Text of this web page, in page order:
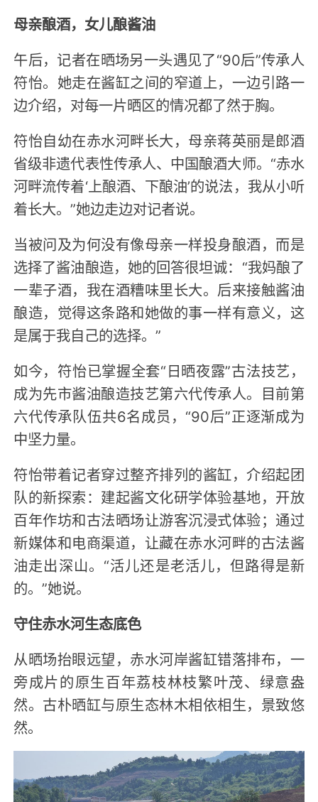
母亲酿酒，女儿酿酱油
午后，记者在晒场另一头遇见了“90后”传承人
符怡。她走在酱缸之间的窄道上，一边引路一
边介绍，对每一片晒区的情况都了然于胸。
符怡自幼在赤水河畔长大，母亲蒋英丽是郎酒
省级非遗代表性传承人、中国酿酒大师。“赤水
河畔流传着‘上酿酒、下酿油’的说法，我从小听
着长大。”她边走边对记者说。
当被问及为何没有像母亲一样投身酿酒，而是
选择了酱油酿造，她的回答很坦诚：“我妈酿了
一辈子酒，我在酒糟味里长大。后来接触酱油
酿造，觉得这条路和她做的事一样有意义，这
是属于我自己的选择。”
如今，符怡已掌握全套“日晒夜露”古法技艺，
成为先市酱油酿造技艺第六代传承人。目前第
六代传承队伍共6名成员，“90后”正逐渐成为
中坚力量。
符怡带着记者穿过整齐排列的酱缸，介绍起团
队的新探索：建起酱文化研学体验基地，开放
百年作坊和古法晒场让游客沉浸式体验；通过
新媒体和电商渠道，让藏在赤水河畔的古法酱
油走出深山。“活儿还是老活儿，但路得是新
的。”她说。
守住赤水河生态底色
从晒场抬眼远望，赤水河岸酱缸错落排布，一
旁成片的原生百年荔枝林枝繁叶茂、绿意盎
然。古朴晒缸与原生态林木相依相生，景致悠
然。